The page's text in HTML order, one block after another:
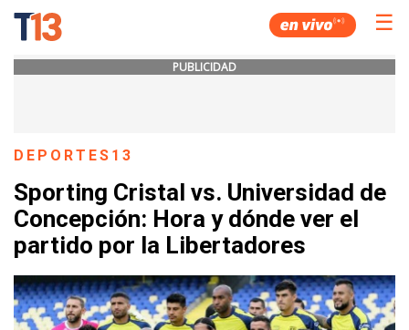
☰
PUBLICIDAD
DEPORTES13
Sporting Cristal vs. Universidad de
Concepción: Hora y dónde ver el
partido por la Libertadores